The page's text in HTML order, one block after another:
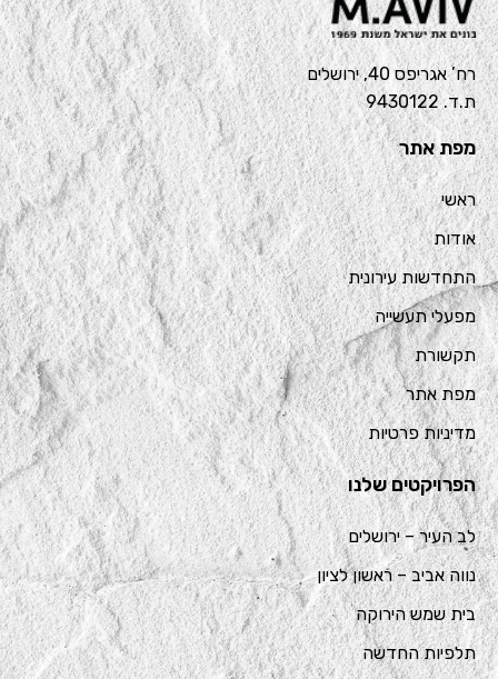
רח’ אגריפס 40, ירושלים
ת.ד. 9430122
מפת אתר
ראשי
אודות
התחדשות עירונית
מפעלי תעשייה
תקשורת
מפת אתר
מדיניות פרטיות
הפרויקטים שלנו
לב העיר – ירושלים
נווה אביב – ראשון לציון
בית שמש הירוקה
תלפיות החדשה